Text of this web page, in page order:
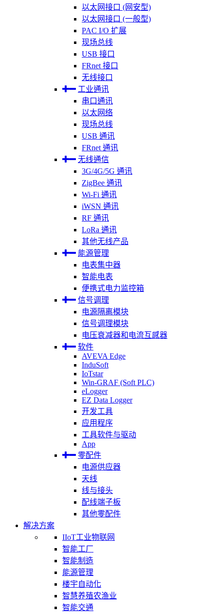
以太网接口 (网安型)
以太网接口 (一般型)
PAC I/O 扩展
现场总线
USB 接口
FRnet 接口
无线接口
工业通讯
串口通讯
以太网络
现场总线
USB 通讯
FRnet 通讯
无线通信
3G/4G/5G 通讯
ZigBee 通讯
Wi-Fi 通讯
iWSN 通讯
RF 通讯
LoRa 通讯
其他无线产品
能源管理
电表集中器
智能电表
便携式电力监控箱
信号调理
电源隔离模块
信号调理模块
电压衰减器和电流互感器
软件
AVEVA Edge
InduSoft
IoTstar
Win-GRAF (Soft PLC)
eLogger
EZ Data Logger
开发工具
应用程序
工具软件与驱动
App
零配件
电源供应器
天线
线与接头
配线端子板
其他零配件
解决方案
IIoT工业物联网
智能工厂
智能制造
能源管理
楼宇自动化
智慧养殖农渔业
智能交通